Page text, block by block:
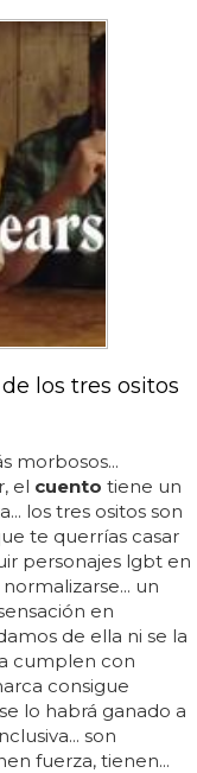
los tres ositos
morbosos...
el cuento tiene un
los tres ositos son
te querrías casar
personajes lgbt en
un
en
de ella ni se la
cumplen con
consigue
lo habrá ganado a
son
fuerza, tienen...